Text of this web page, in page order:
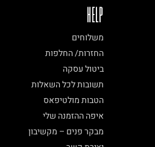
HELP
משלוחים
החזרות/ החלפות
ביטול עסקה
תשובות לכל השאלות
הטבות מולטיפאס
איפה ההזמנה שלי
מבקר פנים – מקשיבון